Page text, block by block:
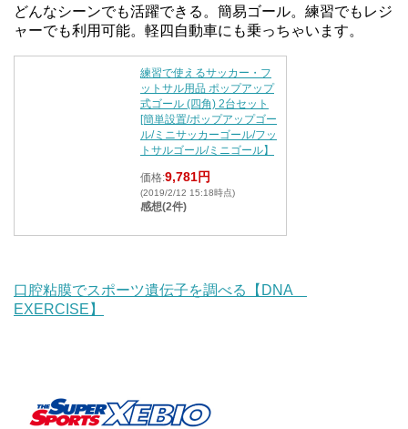
どんなシーンでも活躍できる。簡易ゴール。練習でもレジ
ャーでも利用可能。軽四自動車にも乗っちゃいます。
練習で使えるサッカー・フ
ットサル用品 ポップアップ
式ゴール (四角) 2台セット
[簡単設置/ポップアップゴー
ル/ミニサッカーゴール/フッ
トサルゴール/ミニゴール】
価格:9,781円
(2019/2/12 15:18時点)
感想(2件)
口腔粘膜でスポーツ遺伝子を調べる【DNA
EXERCISE】